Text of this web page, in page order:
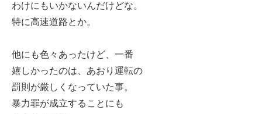
わけにもいかないんだけどな。
特に高速道路とか。
他にも色々あったけど、一番
嬉しかったのは、あおり運転の
罰則が厳しくなっていた事。
暴力罪が成立することにも